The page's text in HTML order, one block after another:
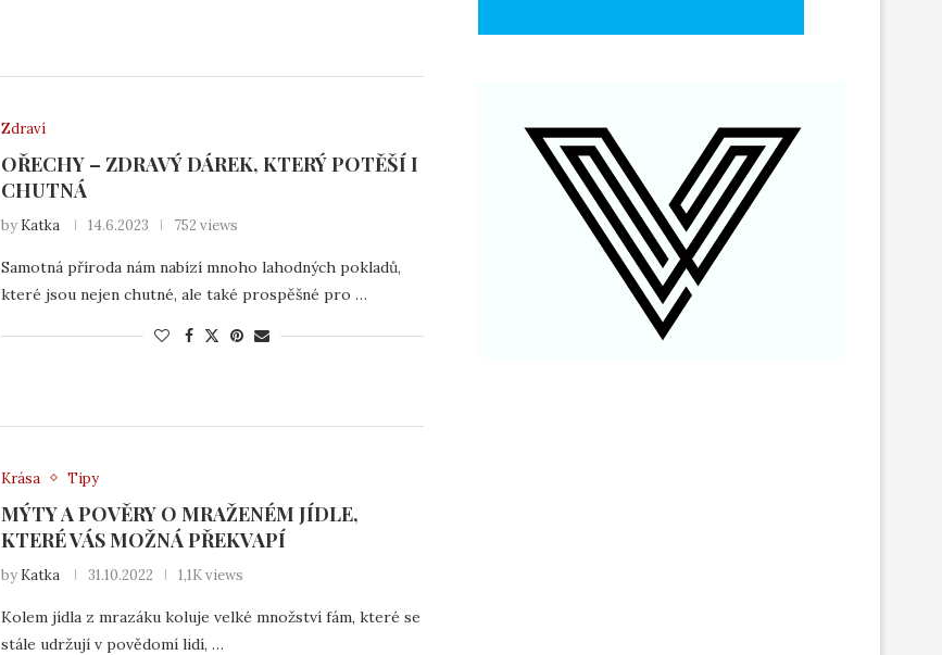
Zdraví
OŘECHY – ZDRAVÝ DÁREK, KTERÝ POTĚŠÍ I
CHUTNÁ
by Katka 14.6.2023 752 views
Samotná příroda nám nabízí mnoho lahodných pokladů,
které jsou nejen chutné, ale také prospěšné pro …
Krása Tipy
MÝTY A POVĚRY O MRAŽENÉM JÍDLE,
KTERÉ VÁS MOŽNÁ PŘEKVAPÍ
by Katka 31.10.2022 1,1K views
Kolem jídla z mrazáku koluje velké množství fám, které se
stále udržují v povědomí lidí, …